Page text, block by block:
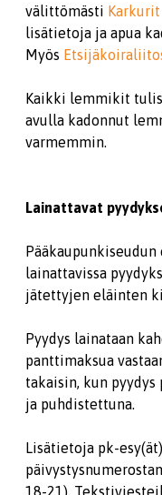
välittömästi Karkurit
lisätietoja ja apua
Myös
Kaikki lemmikit
avulla kadonnut
varmemmin.
Lainattavat
lainattavissa
jätettyjen eläinten
Pyydys lainataan
panttimaksua
takaisin, kun
ja puhdistettuna.
Lisätietoja pk-
18-21).